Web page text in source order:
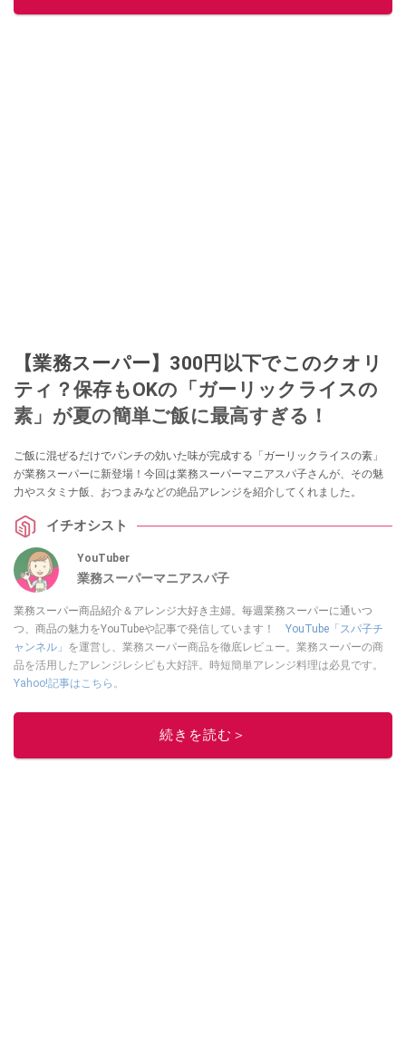
【業務スーパー】300円以下でこのクオリ
ティ？保存もOKの「ガーリックライスの
素」が夏の簡単ご飯に最高すぎる！
ご飯に混ぜるだけでパンチの効いた味が完成する「ガーリックライスの素」
が業務スーパーに新登場！今回は業務スーパーマニアスパ子さんが、その魅
力やスタミナ飯、おつまみなどの絶品アレンジを紹介してくれました。
イチオシスト
YouTuber
業務スーパーマニアスパ子
業務スーパー商品紹介＆アレンジ大好き主婦。毎週業務スーパーに通いつ
つ、商品の魅力をYouTubeや記事で発信しています！ YouTube「スパ子チ
ャンネル」 を運営し、業務スーパー商品を徹底レビュー。業務スーパーの商
品を活用したアレンジレシピも大好評。時短簡単アレンジ料理は必見です。
Yahoo!記事はこちら。
このイチオシストの他の記事を読む
続きを読む＞